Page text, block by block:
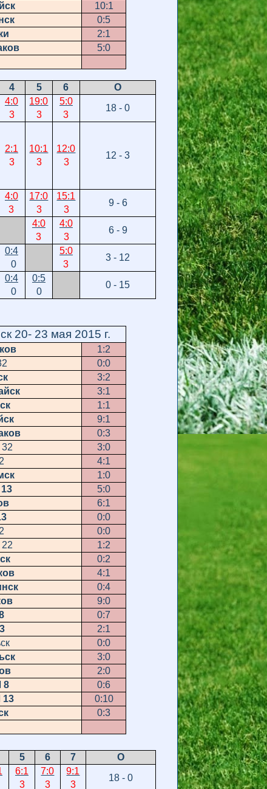
10:1
0:5
2:1
5:0
4 5 6
О
4:0
3
19:0
3
5:0
3
18 - 0
2:1
3
10:1
3
12:0
3
12 - 3
4:0
3
17:0
3
15:1
3
9 - 6
4:0
3
4:0
3
6 - 9
0:4
0
5:0
3
3 - 12
0:4
0
0:5
0
0 - 15
20- 23 мая 2015 г.
1:2
0:0
3:2
3:1
1:1
9:1
0:3
3:0
4:1
1:0
5:0
6:1
0:0
0:0
1:2
0:2
4:1
0:4
9:0
0:7
2:1
0:0
3:0
2:0
8
0:6
13
0:10
0:3
5 6 7
О
6:1
3
7:0
3
9:1
3
18 - 0